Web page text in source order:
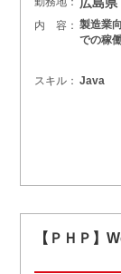
内 容： 製造業
での稼
スキル： Java
【ＰＨＰ】